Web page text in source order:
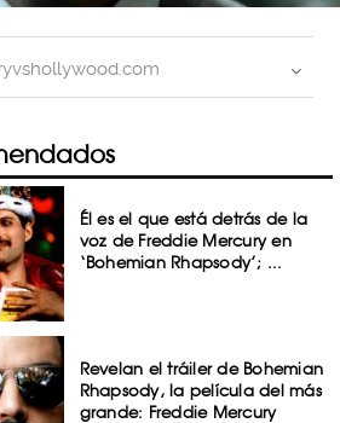
Él es el que está detrás de la
voz de Freddie Mercury en
‘Bohemian Rhapsody’; ...
Revelan el tráiler de Bohemian
Rhapsody, la película del más
grande: Freddie Mercury